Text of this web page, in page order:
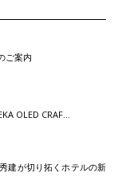
ご案内
OLED CRAF…
建が切り拓くホテルの新